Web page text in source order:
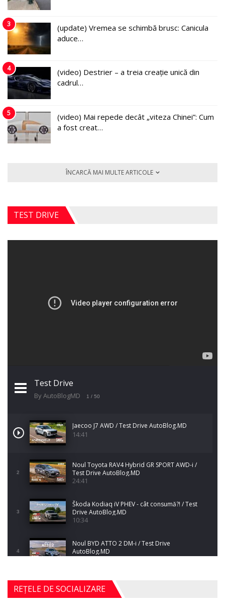
3
(update) Vremea se schimbă brusc: Canicula
aduce…
4
(video) Destrier – a treia creație unică din
cadrul…
5
(video) Mai repede decât „viteza Chinei”: Cum
a fost creat…
ÎNCARCĂ MAI MULTE ARTICOLE
TEST DRIVE
Test Drive
By AutoBlogMD 1 / 50
Jaecoo J7 AWD / Test Drive AutoBlog.MD
14:41
2
Noul Toyota RAV4 Hybrid GR SPORT AWD-i /
Test Drive AutoBlog.MD
24:41
3
Škoda Kodiaq iV PHEV - cât consumă?! / Test
Drive AutoBlog.MD
10:34
4
Noul BYD ATTO 2 DM-i / Test Drive
AutoBlog.MD
17:35
5
Noul Mercedes-Benz S-Class facelift (S 580
4MATIC V223) / Test Drive AutoBlog.MD
27:33
REȚELE DE SOCIALIZARE